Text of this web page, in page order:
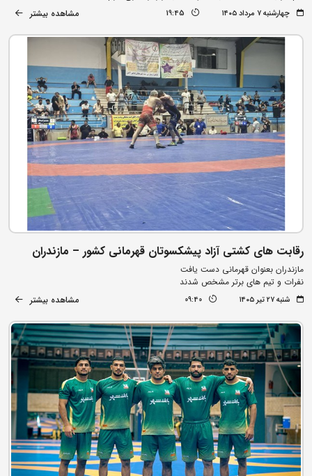
چهارشنبه ۷ مرداد ۱۴۰۵ 19:45 مشاهده بیشتر
رقابت های کشتی آزاد پیشکسوتان قهرمانی کشور – مازندران
مازندران بعنوان قهرمانی دست یافت
نفرات و تیم های برتر مشخص شدند
شنبه ۲۷ تیر ۱۴۰۵ 09:40 مشاهده بیشتر